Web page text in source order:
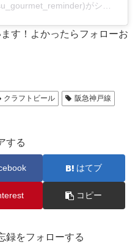
おなすのグルメ備忘録(@onasu_gourmet_reminder)がシェアした投稿
す！よかったらフォローお
クラフトビール
阪急神戸線
する
はてブ
コピー
録をフォローする